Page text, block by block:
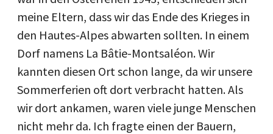
meine Eltern, dass wir das Ende des Krieges in
den Hautes-Alpes abwarten sollten. In einem
Dorf namens La Bâtie-Montsaléon. Wir
kannten diesen Ort schon lange, da wir unsere
Sommerferien oft dort verbracht hatten. Als
wir dort ankamen, waren viele junge Menschen
nicht mehr da. Ich fragte einen der Bauern,